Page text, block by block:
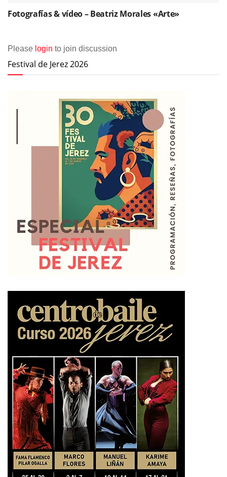
Fotografías & vídeo – Beatriz Morales «Arte»
Please login to join discussion
Festival de Jerez 2026